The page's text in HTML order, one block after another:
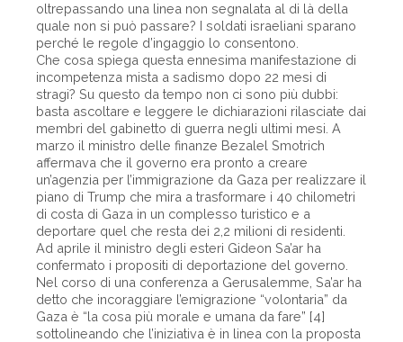
oltrepassando una linea non segnalata al di là della
quale non si può passare? I soldati israeliani sparano
perché le regole d’ingaggio lo consentono.
Che cosa spiega questa ennesima manifestazione di
incompetenza mista a sadismo dopo 22 mesi di
stragi? Su questo da tempo non ci sono più dubbi:
basta ascoltare e leggere le dichiarazioni rilasciate dai
membri del gabinetto di guerra negli ultimi mesi. A
marzo il ministro delle finanze Bezalel Smotrich
affermava che il governo era pronto a creare
un’agenzia per l’immigrazione da Gaza per realizzare il
piano di Trump che mira a trasformare i 40 chilometri
di costa di Gaza in un complesso turistico e a
deportare quel che resta dei 2,2 milioni di residenti.
Ad aprile il ministro degli esteri Gideon Sa’ar ha
confermato i propositi di deportazione del governo.
Nel corso di una conferenza a Gerusalemme, Sa’ar ha
detto che incoraggiare l’emigrazione “volontaria” da
Gaza è “la cosa più morale e umana da fare” [4]
sottolineando che l’iniziativa è in linea con la proposta